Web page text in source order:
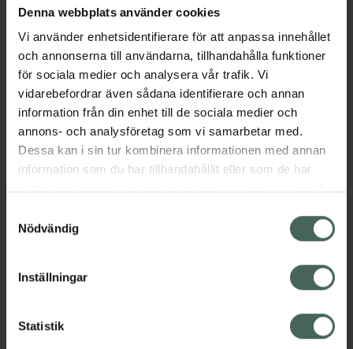
Denna webbplats använder cookies
Vi använder enhetsidentifierare för att anpassa innehållet
och annonserna till användarna, tillhandahålla funktioner
för sociala medier och analysera vår trafik. Vi
vidarebefordrar även sådana identifierare och annan
information från din enhet till de sociala medier och
annons- och analysföretag som vi samarbetar med.
Dessa kan i sin tur kombinera informationen med annan
information som du har tillhandahållit eller som de har
återkalla ditt samtycke via webbplatsens
cookieinställningar. Ett återkallat samtycke påverkar inte
lagligheten av behandling som skett innan återkallelsen.
Nödvändig
Inställningar
Statistik
färger i form av flera olika kollektioner.
Mavala bryr sig om både sina konsumenters
hälsa och planeten, så nagellacken
formuleras endast med noggrant utvalda
ingredienser.
Jämförpris 15,80 kr/ml
EAN:07618900964693
Makeup
Innehåll Visa
Instruktioner Visa